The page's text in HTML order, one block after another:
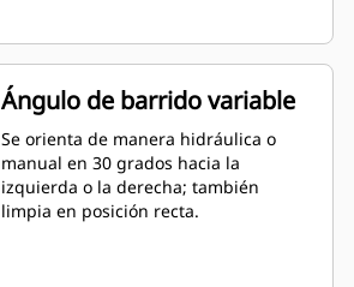
Ángulo de barrido variable
Se orienta de manera hidráulica o
manual en 30 grados hacia la
izquierda o la derecha; también
limpia en posición recta.